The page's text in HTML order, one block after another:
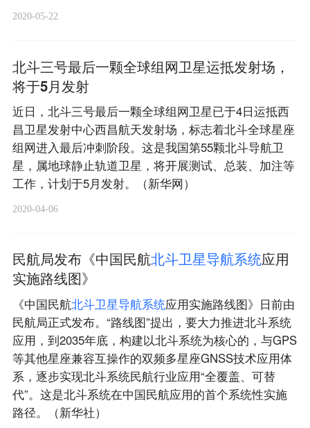
2020-05-22
北斗三号最后一颗全球组网卫星运抵发射场，
将于5月发射
近日，北斗三号最后一颗全球组网卫星已于4日运抵西
昌卫星发射中心西昌航天发射场，标志着北斗全球星座
组网进入最后冲刺阶段。这是我国第55颗北斗导航卫
星，属地球静止轨道卫星，将开展测试、总装、加注等
工作，计划于5月发射。（新华网）
2020-04-06
民航局发布《中国民航北斗卫星导航系统应用
实施路线图》
《中国民航北斗卫星导航系统应用实施路线图》日前由
民航局正式发布。“路线图”提出，要大力推进北斗系统
应用，到2035年底，构建以北斗系统为核心的，与GPS
等其他星座兼容互操作的双频多星座GNSS技术应用体
系，逐步实现北斗系统民航行业应用“全覆盖、可替
代”。这是北斗系统在中国民航应用的首个系统性实施
路径。（新华社）